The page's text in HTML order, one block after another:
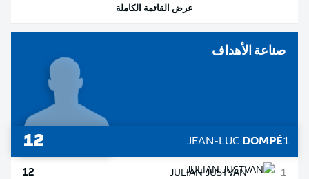
عرض القائمة الكاملة
صناعة الأهداف
1
JEAN-LUC DOMPÉ
12
1
JULIANJUSTVAN
12